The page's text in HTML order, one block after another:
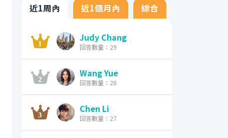
近1周內 近1個月內 綜合
Judy Chang
回答數量：29
Wang Yue
回答數量：28
Chen Li
回答數量：27